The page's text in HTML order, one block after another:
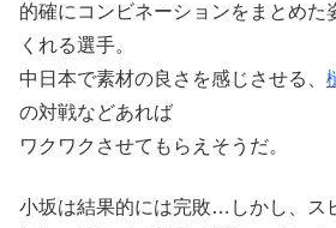
的確にコンビネーションをまとめた
くれる選手。
中日本で素材の良さを感じさせる、
の対戦などあれば
ワクワクさせてもらえそうだ。
小坂は結果的には完敗…しかし、ス